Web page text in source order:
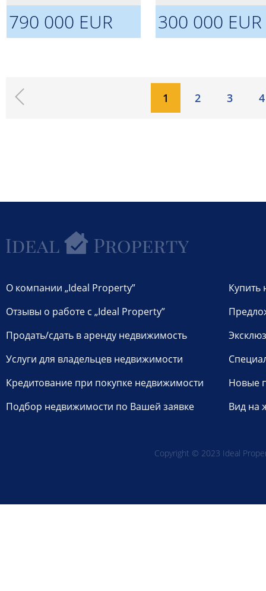
790 000 EUR 300 000 EUR
1 2 3 4
О компании „Ideal Property”
Отзывы о работе с „Ideal Property”
Продать/сдать в аренду недвижимость
Услуги для владельцев недвижимости
Кредитование при покупке недвижимости
Подбор недвижимости по Вашей заявке
Купить
Новые
Вид на
Copyright © 2023 Ideal